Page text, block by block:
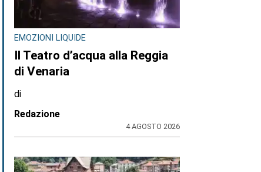
EMOZIONI LIQUIDE
Il Teatro d’acqua alla Reggia
di Venaria
di
Redazione
4 AGOSTO 2026